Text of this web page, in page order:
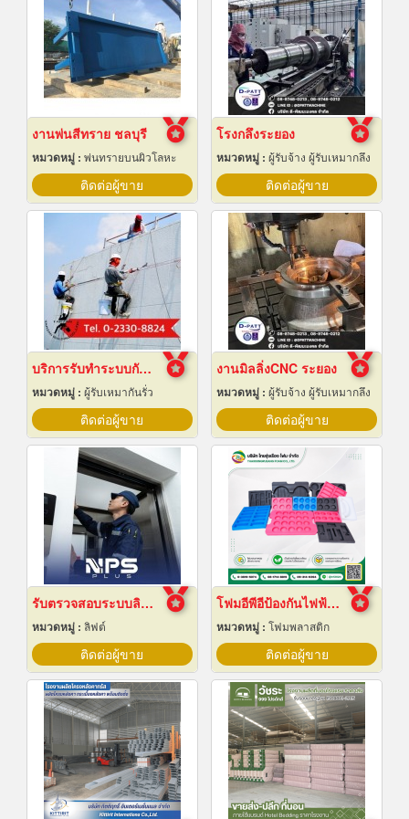
งานพ่นสีทราย ชลบุรี
หมวดหมู่ : พ่นทรายบนผิวโลหะ
ติดต่อผู้ขาย
โรงกลึงระยอง
หมวดหมู่ : ผู้รับจ้าง ผู้รับเหมากลึง
ติดต่อผู้ขาย
บริการรับทำระบบกันซึม
หมวดหมู่ : ผู้รับเหมากันรั่ว
ติดต่อผู้ขาย
งานมิลลิ่งCNC ระยอง
หมวดหมู่ : ผู้รับจ้าง ผู้รับเหมากลึง
ติดต่อผู้ขาย
รับตรวจสอบระบบลิฟต์ ซ่อมบำรุงรักษา Maintenance
หมวดหมู่ : ลิฟต์
ติดต่อผู้ขาย
โฟมอีพีอีป้องกันไฟฟ้าสถิต
หมวดหมู่ : โฟมพลาสติก
ติดต่อผู้ขาย